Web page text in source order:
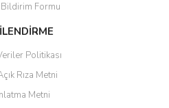
Formu
Politikası
Rıza Metni
Metni